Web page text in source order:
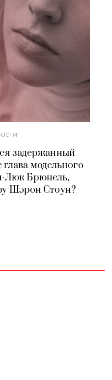
задержанный
модельного
Люк Брюнель,
Шэрон Стоун?